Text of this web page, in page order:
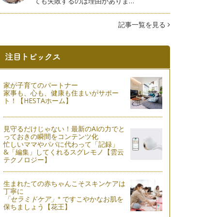
記事一覧を見る
家が子育てのパートナー
家事も、心も、健康も住まいがサポー
ト！【HESTAホーム】
見守るだけじゃない！最新のAIの力でと
っておきの瞬間をコンテンツ化
忙しいママやパパに代わって「記録」
&「編集」してくれるスグレモノ【雲云
テクノロジー】
生まれたての赤ちゃんこそスキンケアは
丁寧に
「セラミドケア」 ※ですこやかなお肌を
保ちましょう【花王】